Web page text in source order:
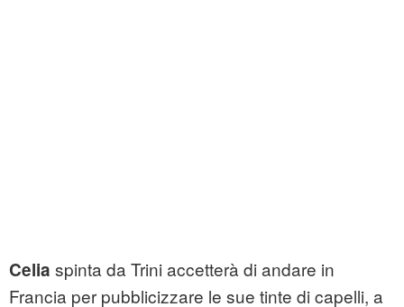
Celia spinta da Trini accetterà di andare in
Francia per pubblicizzare le sue tinte di capelli, a